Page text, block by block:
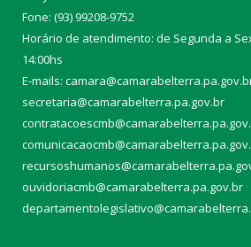
Fone: (93) 99208-9752
Horário de atendimento: de Segunda a
14:00hs
E-mails: camara@camarabelterra.pa.gov.b
secretaria@camarabelterra.pa.gov.br
ouvidoriacmb@camarabelterra.pa.gov.br